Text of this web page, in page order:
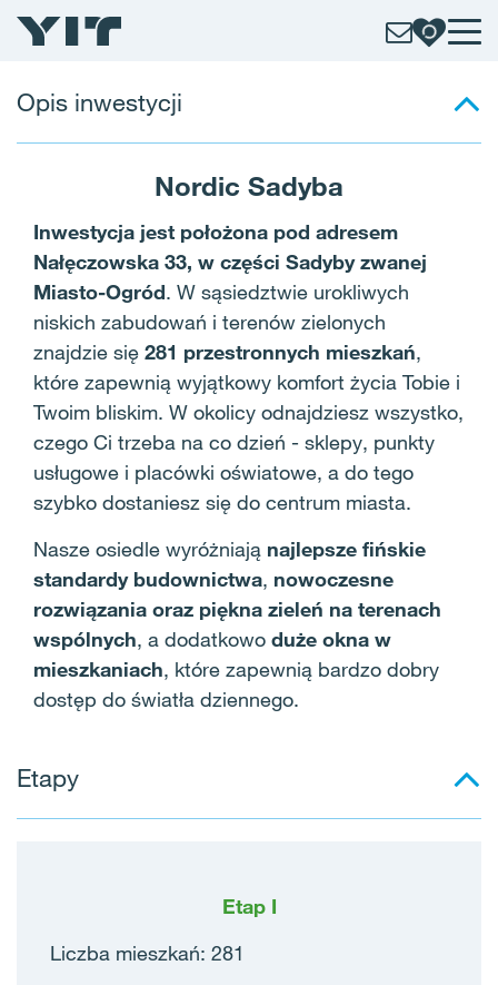
Opis inwestycji
Nordic Sadyba
Inwestycja jest położona pod adresem
Nałęczowska 33, w części Sadyby zwanej
Miasto-Ogród. W sąsiedztwie urokliwych
niskich zabudowań i terenów zielonych
znajdzie się 281 przestronnych mieszkań,
które zapewnią wyjątkowy komfort życia Tobie i
Twoim bliskim. W okolicy odnajdziesz wszystko,
czego Ci trzeba na co dzień - sklepy, punkty
usługowe i placówki oświatowe, a do tego
szybko dostaniesz się do centrum miasta.
Nasze osiedle wyróżniają najlepsze fińskie
standardy budownictwa, nowoczesne
rozwiązania oraz piękna zieleń na terenach
wspólnych, a dodatkowo duże okna w
mieszkaniach, które zapewnią bardzo dobry
dostęp do światła dziennego.
Etapy
Etap I
Liczba mieszkań: 281